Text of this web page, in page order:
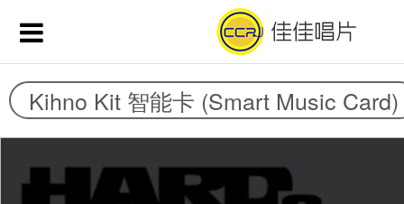
Kihno Kit 智能卡 (Smart Music Card)